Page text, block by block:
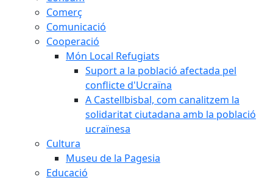
Comerç
Comunicació
Cooperació
Món Local Refugiats
Suport a la població afectada pel
conflicte d'Ucraïna
A Castellbisbal, com canalitzem la
solidaritat ciutadana amb la població
ucraïnesa
Cultura
Museu de la Pagesia
Educació